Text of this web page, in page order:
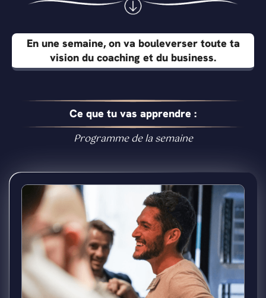
En une semaine, on va bouleverser toute ta
vision du coaching et du business.
Ce que tu vas apprendre :
Programme de la semaine